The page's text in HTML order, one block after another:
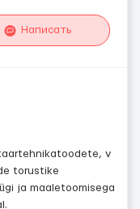
Написать
v
torustike
ja maaletoomisega